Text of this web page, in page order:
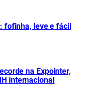
fofinha, leve e fácil
na Expointer,
internacional